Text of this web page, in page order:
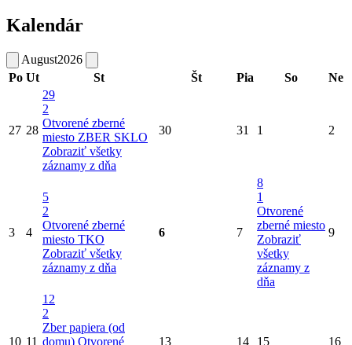
Kalendár
August2026
Po Ut St Št Pia So Ne
27 28
29
2
Otvorené zberné
miesto ZBER SKLO
Zobraziť všetky
záznamy z dňa
30 31 1 2
3 4
5
2
Otvorené zberné
miesto TKO
Zobraziť všetky
záznamy z dňa
6 7
8
1
Otvorené
zberné miesto
Zobraziť
všetky
záznamy z
dňa
9
10 11
12
2
Zber papiera (od
domu) Otvorené 13 14 15 16